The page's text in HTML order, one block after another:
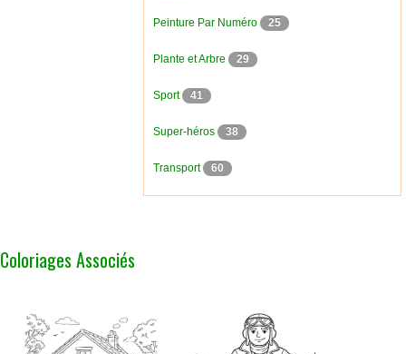
Peinture Par Numéro 25
Plante et Arbre 29
Sport 41
Super-héros 38
Transport 60
Coloriages Associés